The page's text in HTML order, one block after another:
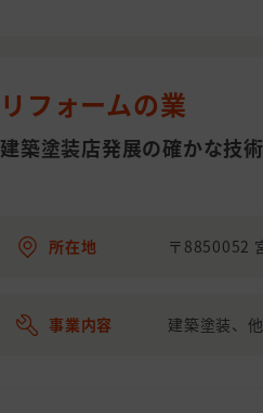
リフォームの業
建築塗装店発展の確かな技
所在地 〒8850052
事業内容 建築塗装、